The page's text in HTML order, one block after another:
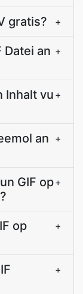
gratis? +
Datei an +
Inhalt vu +
an +
GIF op+
op
+
+